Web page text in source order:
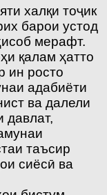
халқи тоҷик
барои устод
мерафт.
қалам ҳатто
ин росто
адабиёти
ва далели
давлат,
таъсир
сиёсӣ ва